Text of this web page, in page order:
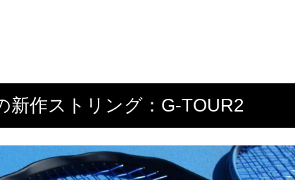
新作ストリング：G-TOUR2